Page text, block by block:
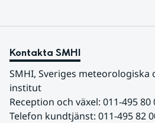
Kontakta SMHI
SMHI, Sveriges meteorologiska
institut
Reception och växel: 011-495 80
Telefon kundtjänst: 011-495 82